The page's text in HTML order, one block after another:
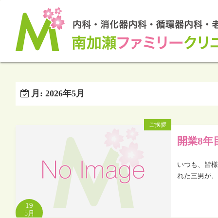
月: 2026年5月
ご挨拶
19
5月
開業8年
いつも、皆
れた三男が